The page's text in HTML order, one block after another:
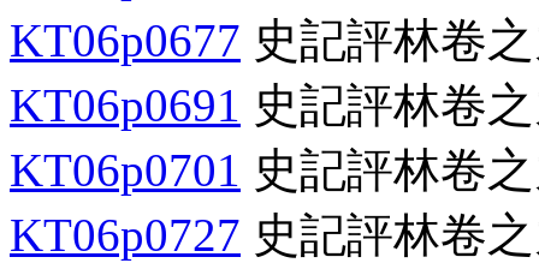
KT06p0677 史記評林卷
KT06p0691 史記評林卷
KT06p0701 史記評林卷
KT06p0727 史記評林卷